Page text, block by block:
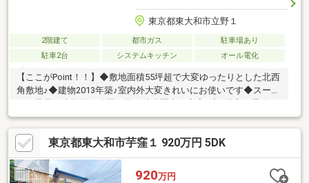
東京都東大和市立野１
2階建て 都市ガス
駐車場あり
駐車2台
システムキッチン オール電化
【ここがPoint！！】◆敷地面積55坪超で大変ゆったりとした北西
角敷地♪◆建物2013年築♪室内外大変きれいにお使いです◆スーパ
ャッター採用♪◆全居室にゆったりとした収納と多用途に使用可
能な納戸が2箇所♪◆建物オール電化仕様♪◆全居室8帖以上
♪*□□*□□**□□**株式会社つむぐホーム**□□**□□*□□*住まいの「売
りたい」「買いたい」を本気で応援！お住まいにかかわる「ご不
安」「お悩み」こそ是非つむぐホームにお話しください！元気な
東京都東大和市芋窪１ 920万円 5DK
920万円